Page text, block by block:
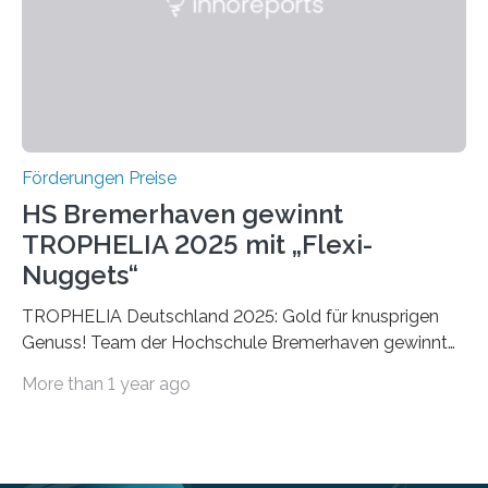
Förderungen Preise
HS Bremerhaven gewinnt
TROPHELIA 2025 mit „Flexi-
Nuggets“
TROPHELIA Deutschland 2025: Gold für knusprigen
Genuss! Team der Hochschule Bremerhaven gewinnt
ECOTROPHELIAMit der Produktidee “Flexi-Nuggets”
More than 1 year ago